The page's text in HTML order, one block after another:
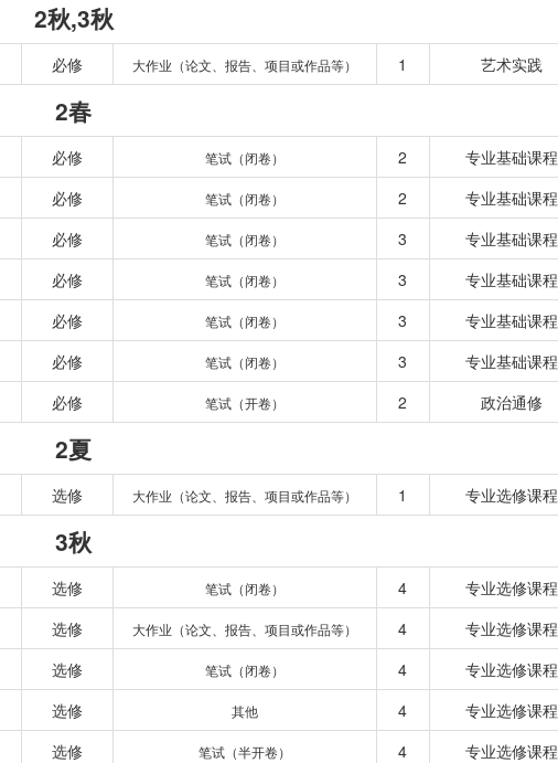
2秋,3秋
必修 大作业（论文、报告、项目或作品等） 1 艺术实践
2春
必修 笔试（闭卷） 2
专业基础课程
必修 笔试（闭卷） 2
专业基础课程
必修 笔试（闭卷） 3
专业基础课程
必修 笔试（闭卷） 3
专业基础课程
必修 笔试（闭卷） 3
专业基础课程
必修 笔试（闭卷） 3
专业基础课程
必修 笔试（开卷） 2 政治通修
2夏
选修 大作业（论文、报告、项目或作品等） 1 专业选修课程
3秋
选修 笔试（闭卷） 4
专业选修课程
选修 大作业（论文、报告、项目或作品等） 4
专业选修课程
选修 笔试（闭卷） 4
专业选修课程
选修 其他 4
专业选修课程
选修 笔试（半开卷） 4 专业选修课程